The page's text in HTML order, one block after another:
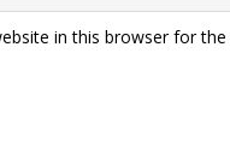
in this browser for